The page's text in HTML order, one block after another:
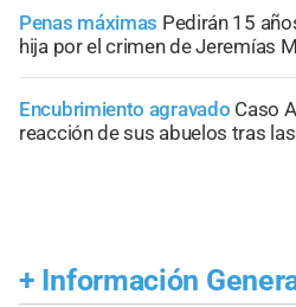
Penas máximas Pedirán 15
hija por el crimen de Jeremías
Encubrimiento agravado Caso
reacción de sus abuelos tras
+ Información